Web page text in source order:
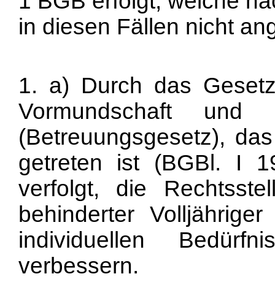
in diesen Fällen nicht
1. a) Durch das
Vormundschaft und
(Betreuungsgesetz),
getreten ist (BGBl. I
verfolgt, die
behinderter
individuellen
verbessern.